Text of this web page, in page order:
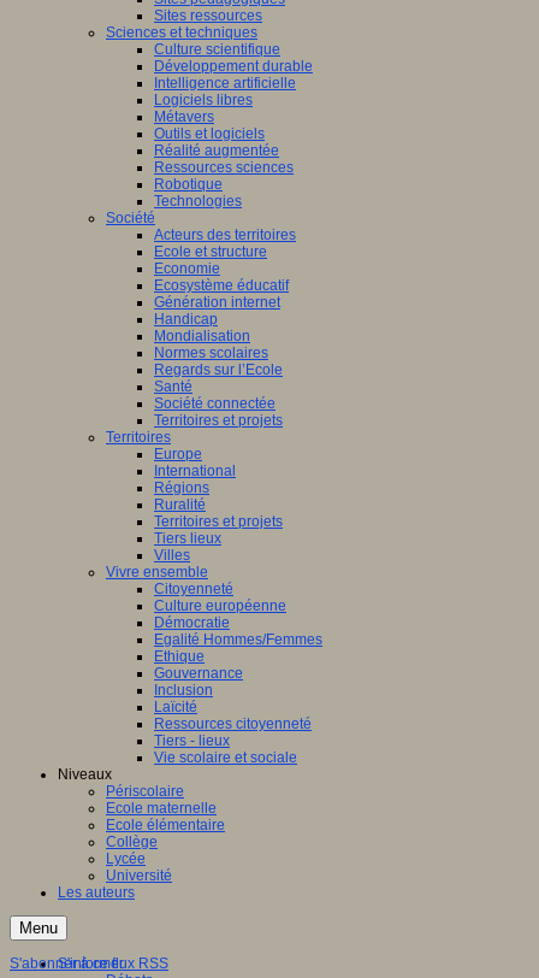
Sites ressources
Sciences et techniques
Culture scientifique
Développement durable
Intelligence artificielle
Logiciels libres
Métavers
Outils et logiciels
Réalité augmentée
Ressources sciences
Robotique
Technologies
Société
Acteurs des territoires
Ecole et structure
Economie
Ecosystème éducatif
Génération internet
Handicap
Mondialisation
Normes scolaires
Regards sur l’Ecole
Santé
Société connectée
Territoires et projets
Territoires
Europe
International
Régions
Ruralité
Territoires et projets
Tiers lieux
Villes
Vivre ensemble
Citoyenneté
Culture européenne
Démocratie
Egalité Hommes/Femmes
Ethique
Gouvernance
Inclusion
Laïcité
Ressources citoyenneté
Tiers - lieux
Vie scolaire et sociale
Niveaux
Périscolaire
Ecole maternelle
Ecole élémentaire
Collège
Lycée
Université
Les auteurs
Menu
S'informer
S'abonner à ce flux RSS